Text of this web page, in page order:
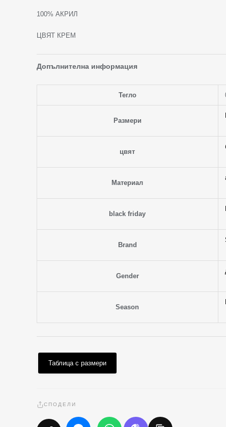
100% АКРИЛ
ЦВЯТ КРЕМ
Допълнителна информация
Тегло
Размери
цвят
Материал
black friday
Brand
Gender
Season
Таблица с размери
СПОДЕЛИ